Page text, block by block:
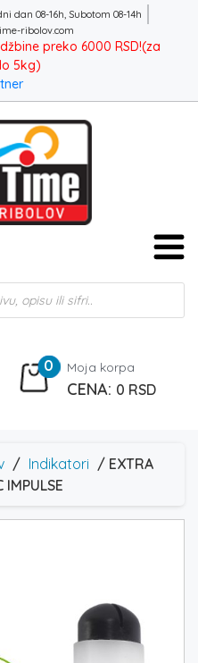
dan 08-16h, Subotom 08-14h
ribolov.com
preko 6000 RSD!(za
5kg)
0 Moja korpa
0 RSD
/ Indikatori / EXTRA
IMPULSE